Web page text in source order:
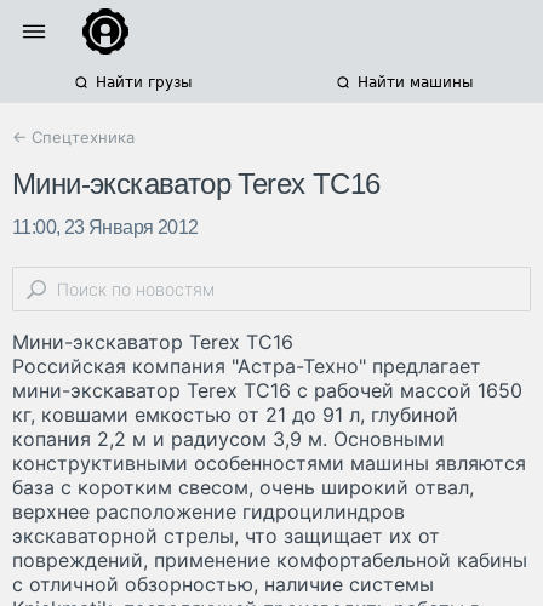
Найти грузы Найти машины
← Спецтехника
Мини-экскаватор Terex TC16
11:00, 23 Января 2012
Мини-экскаватор Terex TC16
Российская компания "Астра-Техно" предлагает
мини-экскаватор Terex TC16 с рабочей массой 1650
кг, ковшами емкостью от 21 до 91 л, глубиной
копания 2,2 м и радиусом 3,9 м. Основными
конструктивными особенностями машины являются
база с коротким свесом, очень широкий отвал,
верхнее расположение гидроцилиндров
экскаваторной стрелы, что защищает их от
повреждений, применение комфортабельной кабины
с отличной обзорностью, наличие системы